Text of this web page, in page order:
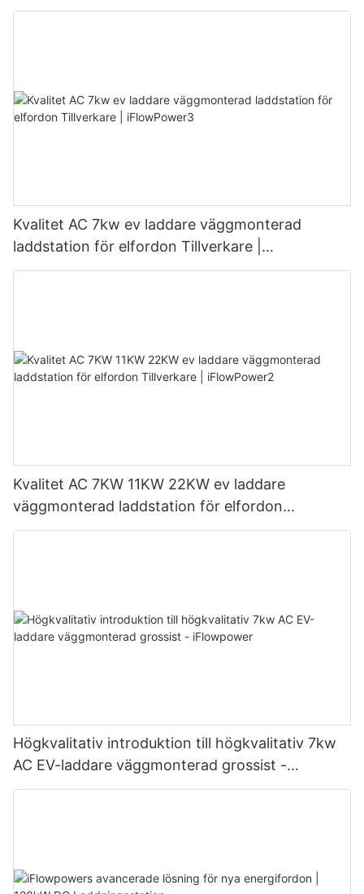
Kvalitet AC 7kw ev laddare väggmonterad
laddstation för elfordon Tillverkare |
iFlowPower3
Kvalitet AC 7KW 11KW 22KW ev laddare
väggmonterad laddstation för elfordon
Tillverkare | iFlowPower2
Högkvalitativ introduktion till högkvalitativ 7kw
AC EV-laddare väggmonterad grossist -
iFlowpower